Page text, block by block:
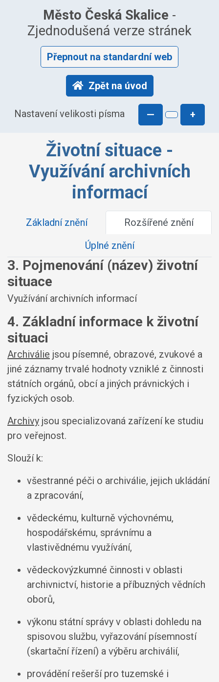
Město Česká Skalice -
Zjednodušená verze stránek
Přepnout na standardní web
Zpět na úvod
Nastavení velikosti písma — +
Životní situace -
Využívání archivních
informací
Základní znění
Rozšířené znění
Úplné znění
3. Pojmenování (název) životní
situace
Využívání archivních informací
4. Základní informace k životní
situaci
Archiválie jsou písemné, obrazové, zvukové a
jiné záznamy trvalé hodnoty vzniklé z činnosti
státních orgánů, obcí a jiných právnických i
fyzických osob.
Archivy jsou specializovaná zařízení ke studiu
pro veřejnost.
Slouží k:
všestranné péči o archiválie, jejich ukládání
a zpracování,
vědeckému, kulturně výchovnému,
hospodářskému, správnímu a
vlastivědnému využívání,
vědeckovýzkumné činnosti v oblasti
archivnictví, historie a příbuzných vědních
oborů,
výkonu státní správy v oblasti dohledu na
spisovou službu, vyřazování písemností
(skartační řízení) a výběru archiválií,
provádění rešerší pro tuzemské i